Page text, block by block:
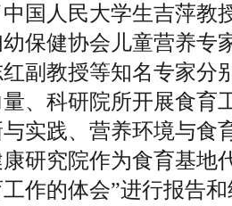
人民大学生吉萍教
保健协会儿童营养专
副教授等知名专家分
、科研院所开展食育
实践、营养环境与食
究院作为食育基地
作的体会”进行报告